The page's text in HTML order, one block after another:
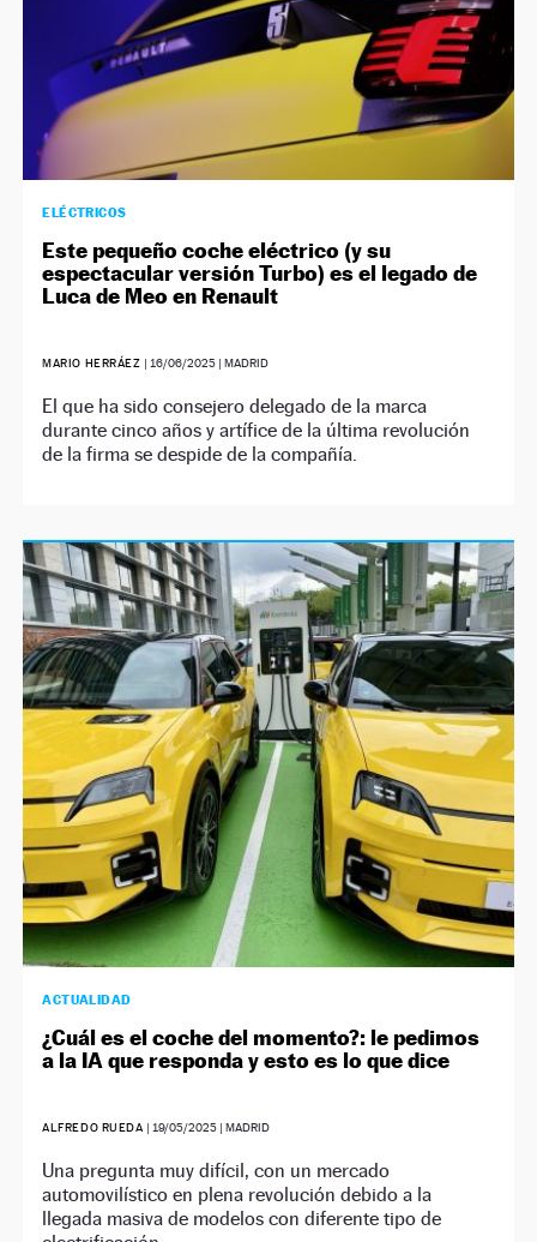
ELÉCTRICOS
Este pequeño coche eléctrico (y su
espectacular versión Turbo) es el legado de
Luca de Meo en Renault
MARIO HERRÁEZ | 16/06/2025| MADRID
El que ha sido consejero delegado de la marca
durante cinco años y artífice de la última revolución
de la firma se despide de la compañía.
ACTUALIDAD
¿Cuál es el coche del momento?: le pedimos
a la IA que responda y esto es lo que dice
ALFREDO RUEDA | 19/05/2025| MADRID
Una pregunta muy difícil, con un mercado
automovilístico en plena revolución debido a la
llegada masiva de modelos con diferente tipo de